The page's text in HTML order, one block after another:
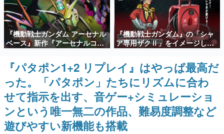
連載・特集一覧
殿堂入り記事
SNS拡散数が数千以上！ ページビュー数万以上！ などな
ど。多くの人々に読まれた、電ファミ渾身の“殿堂入り”記
事をまとめました。
ゲームの企画書
名作ゲームクリエイターの方々に製作時のエピソードをお
聞きし、ヒットする企画（ゲーム）とは何か？を探ってい
きます。
赫本
この物語を解いてはいけない。『赫本』は、〈試験問題〉
の形をした短編ホラー小説集です。
ありえないラインナップ
ScottGamesとの共同開発、食
事だけでなくステージショーや
没入型のホラー体験も楽しめる
『機動戦士ガンダム アーセナル
ベース』新作『アーセナルコマ
ンダー』発表！8月28日からオ
ープンベータテスト開催、2027
年2月下旬に稼働予定
『機動戦士ガンダム』の「シャ
ア専用ザクⅡ」をイメージした
散水ホースリールが予約開始。
本体にはシャアのパーソナルマ
ークやジオン公国軍のエンブレ
ム、型式番号などを配置
『パタポン1+2 リプレイ』はやっぱ最高だ
った。「パタポン」たちにリズムに合わ
せて指示を出す、音ゲー+シミュレーショ
ンという唯一無二の作品、難易度調整など
遊びやすい新機能も搭載